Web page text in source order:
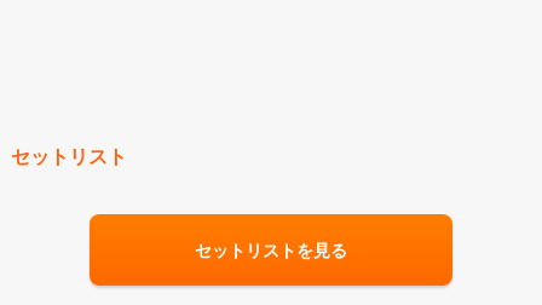
セットリスト
セットリストを見る